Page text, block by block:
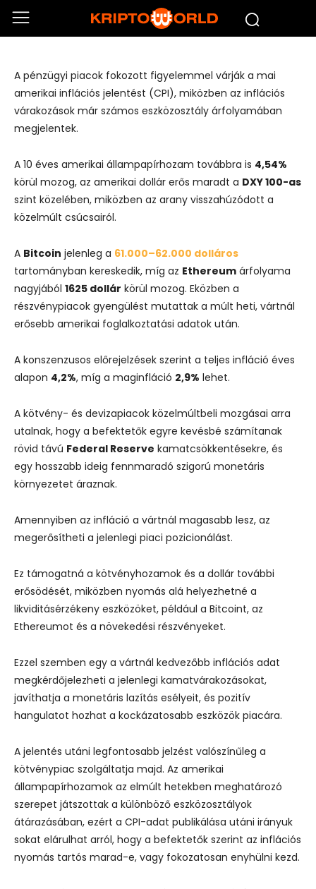
csökkenő kamatvágási várakozások
mellett várják az inflációs adatokat
A pénzügyi piacok fokozott figyelemmel várják a mai
amerikai inflációs jelentést (CPI), miközben az inflációs
várakozások már számos eszközosztály árfolyamában
megjelentek.
A 10 éves amerikai állampapírhozam továbbra is 4,54%
körül mozog, az amerikai dollár erős maradt a DXY 100-as
szint közelében, miközben az arany visszahúzódott a
közelmúlt csúcsairól.
A Bitcoin jelenleg a 61.000–62.000 dolláros
tartományban kereskedik, míg az Ethereum árfolyama
nagyjából 1625 dollár körül mozog. Eközben a
részvénypiacok gyengülést mutattak a múlt heti, vártnál
erősebb amerikai foglalkoztatási adatok után.
A konszenzusos előrejelzések szerint a teljes infláció éves
alapon 4,2%, míg a maginfláció 2,9% lehet.
A kötvény- és devizapiacok közelmúltbeli mozgásai arra
utalnak, hogy a befektetők egyre kevésbé számítanak
rövid távú Federal Reserve kamatcsökkentésekre, és
egy hosszabb ideig fennmaradó szigorú monetáris
környezetet áraznak.
Amennyiben az infláció a vártnál magasabb lesz, az
megerősítheti a jelenlegi piaci pozicionálást.
Ez támogatná a kötvényhozamok és a dollár további
erősödését, miközben nyomás alá helyezhetné a
likviditásérzékeny eszközöket, például a Bitcoint, az
Ethereumot és a növekedési részvényeket.
Ezzel szemben egy a vártnál kedvezőbb inflációs adat
megkérdőjelezheti a jelenlegi kamatvárakozásokat,
javíthatja a monetáris lazítás esélyeit, és pozitív
hangulatot hozhat a kockázatosabb eszközök piacára.
A jelentés utáni legfontosabb jelzést valószínűleg a
kötvénypiac szolgáltatja majd. Az amerikai
állampapírhozamok az elmúlt hetekben meghatározó
szerepet játszottak a különböző eszközosztályok
átárazásában, ezért a CPI-adat publikálása utáni irányuk
sokat elárulhat arról, hogy a befektetők szerint az inflációs
nyomás tartós marad-e, vagy fokozatosan enyhülni kezd.